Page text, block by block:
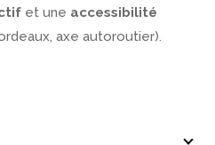
et une accessibilité
axe autoroutier).